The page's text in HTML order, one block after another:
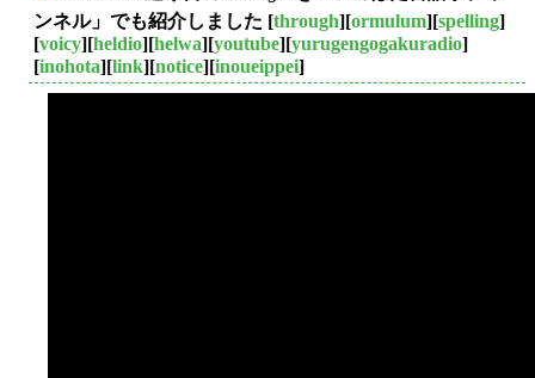
ンネル」でも紹介しました [through][ormulum][spelling]
[voicy][heldio][helwa][youtube][yurugengogakuradio]
[inohota][link][notice][inoueippei]